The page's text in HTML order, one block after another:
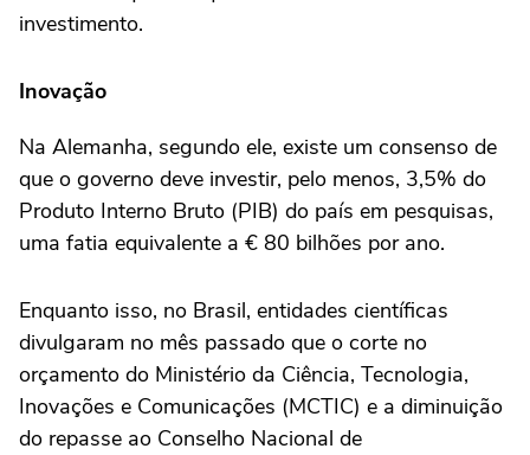
investimento.
Inovação
Na Alemanha, segundo ele, existe um consenso de
que o governo deve investir, pelo menos, 3,5% do
Produto Interno Bruto (PIB) do país em pesquisas,
uma fatia equivalente a € 80 bilhões por ano.
Enquanto isso, no Brasil, entidades científicas
divulgaram no mês passado que o corte no
orçamento do Ministério da Ciência, Tecnologia,
Inovações e Comunicações (MCTIC) e a diminuição
do repasse ao Conselho Nacional de